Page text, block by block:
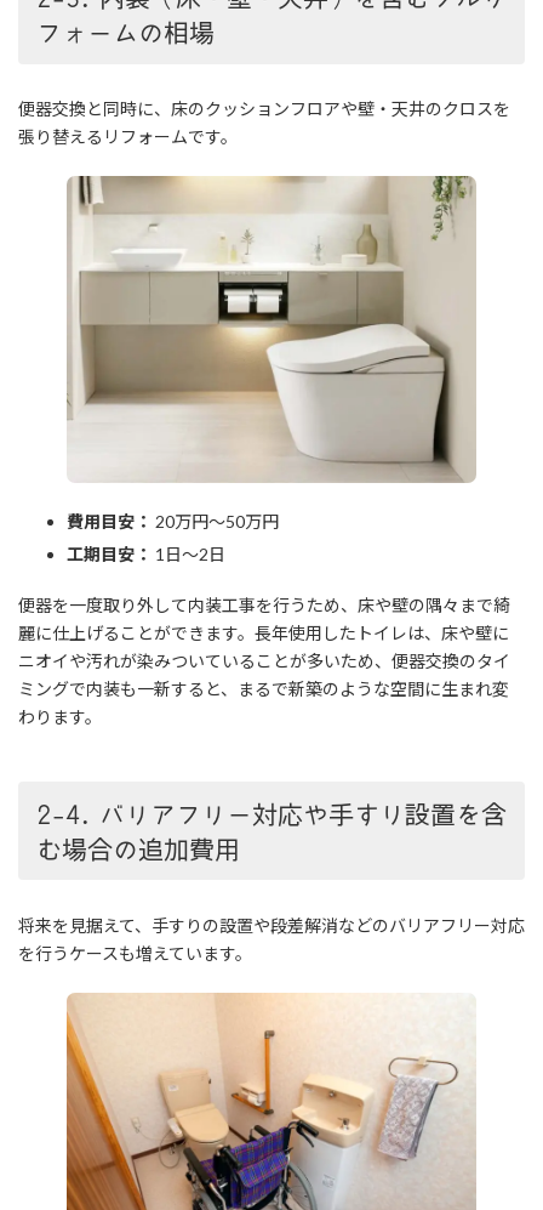
フォームの相場
便器交換と同時に、床のクッションフロアや壁・天井のクロスを
張り替えるリフォームです。
費用目安： 20万円～50万円
工期目安： 1日～2日
便器を一度取り外して内装工事を行うため、床や壁の隅々まで綺
麗に仕上げることができます。長年使用したトイレは、床や壁に
ニオイや汚れが染みついていることが多いため、便器交換のタイ
ミングで内装も一新すると、まるで新築のような空間に生まれ変
わります。
2-4. バリアフリー対応や手すり設置を含
む場合の追加費用
将来を見据えて、手すりの設置や段差解消などのバリアフリー対応
を行うケースも増えています。